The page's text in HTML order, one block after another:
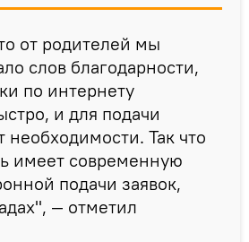
от родителей мы
слов благодарности,
по интернету
и для подачи
необходимости. Так что
имеет современную
подачи заявок,
— отметил